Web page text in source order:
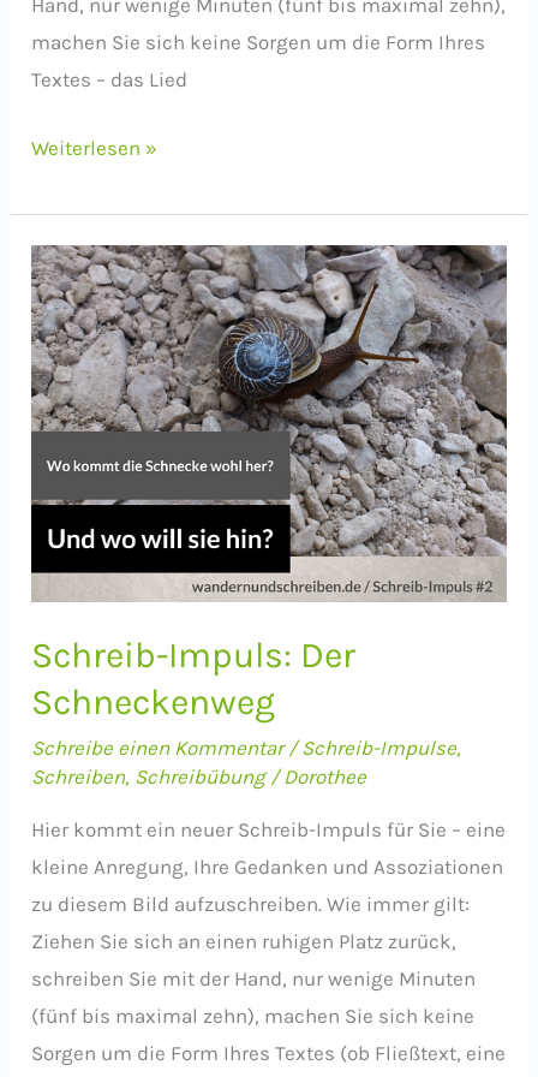
Hand, nur wenige Minuten (fünf bis maximal zehn),
machen Sie sich keine Sorgen um die Form Ihres
Textes – das Lied
Schreib-
Ein
Lied
für
den
Wal
Weiterlesen »
Schreib-Impuls: Der
Schneckenweg
Schreibe einen Kommentar /Schreib-Impulse,
Schreiben, Schreibübung/Dorothee
Hier kommt ein neuer Schreib-Impuls für Sie – eine
kleine Anregung, Ihre Gedanken und Assoziationen
zu diesem Bild aufzuschreiben. Wie immer gilt:
Ziehen Sie sich an einen ruhigen Platz zurück,
schreiben Sie mit der Hand, nur wenige Minuten
(fünf bis maximal zehn), machen Sie sich keine
Sorgen um die Form Ihres Textes (ob Fließtext, eine